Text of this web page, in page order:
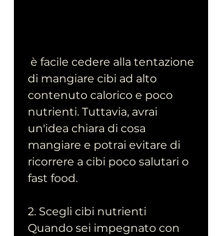
di mangiare cibi ad alto
contenuto calorico e poco
nutrienti. Tuttavia, avrai
un'idea chiara di cosa
mangiare e potrai evitare di
ricorrere a cibi poco salutari o
fast food.
2. Scegli cibi nutrienti
Quando sei impegnato con